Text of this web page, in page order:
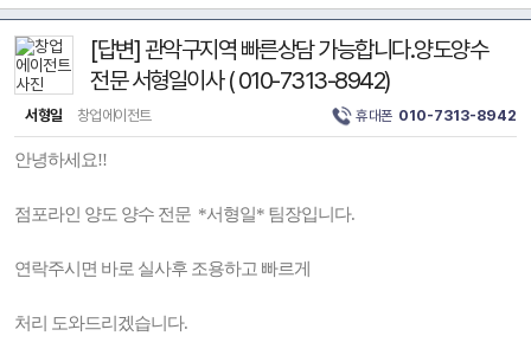
[답변] 관악구지역 빠른상담 가능합니다.양도양수
전문 서형일이사 ( 010-7313-8942)
서형일 창업에이전트 휴대폰 010-7313-8942
안녕하세요!!
점포라인 양도 양수 전문 *서형일* 팀장입니다.
연락주시면 바로 실사후 조용하고 빠르게
처리 도와드리겠습니다.